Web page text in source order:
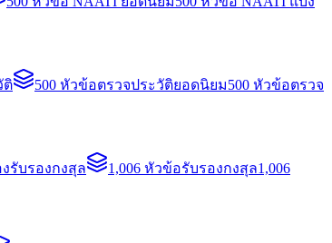
ติ 500 หัวข้อตรวจประวัติยอดนิยม500 หัวข้อตรวจ
รับรองกงสุล 1,006 หัวข้อรับรองกงสุล1,006